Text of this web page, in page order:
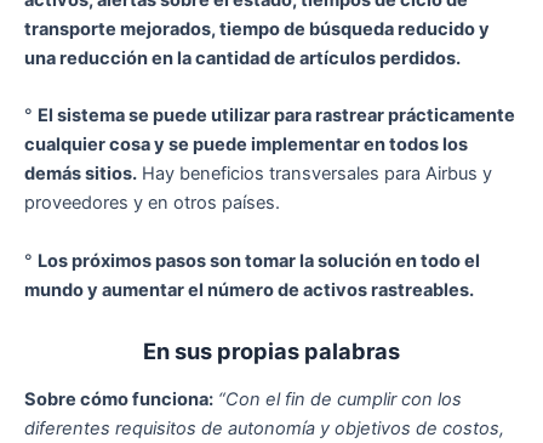
transporte mejorados, tiempo de búsqueda reducido y
una reducción en la cantidad de artículos perdidos.
° El sistema se puede utilizar para rastrear prácticamente
cualquier cosa y se puede implementar en todos los
demás sitios. Hay beneficios transversales para Airbus y
proveedores y en otros países.
° Los próximos pasos son tomar la solución en todo el
mundo y aumentar el número de activos rastreables.
En sus propias palabras
Sobre cómo funciona: “Con el fin de cumplir con los
diferentes requisitos de autonomía y objetivos de costos,